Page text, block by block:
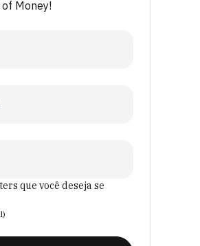
Money!
que você deseja se